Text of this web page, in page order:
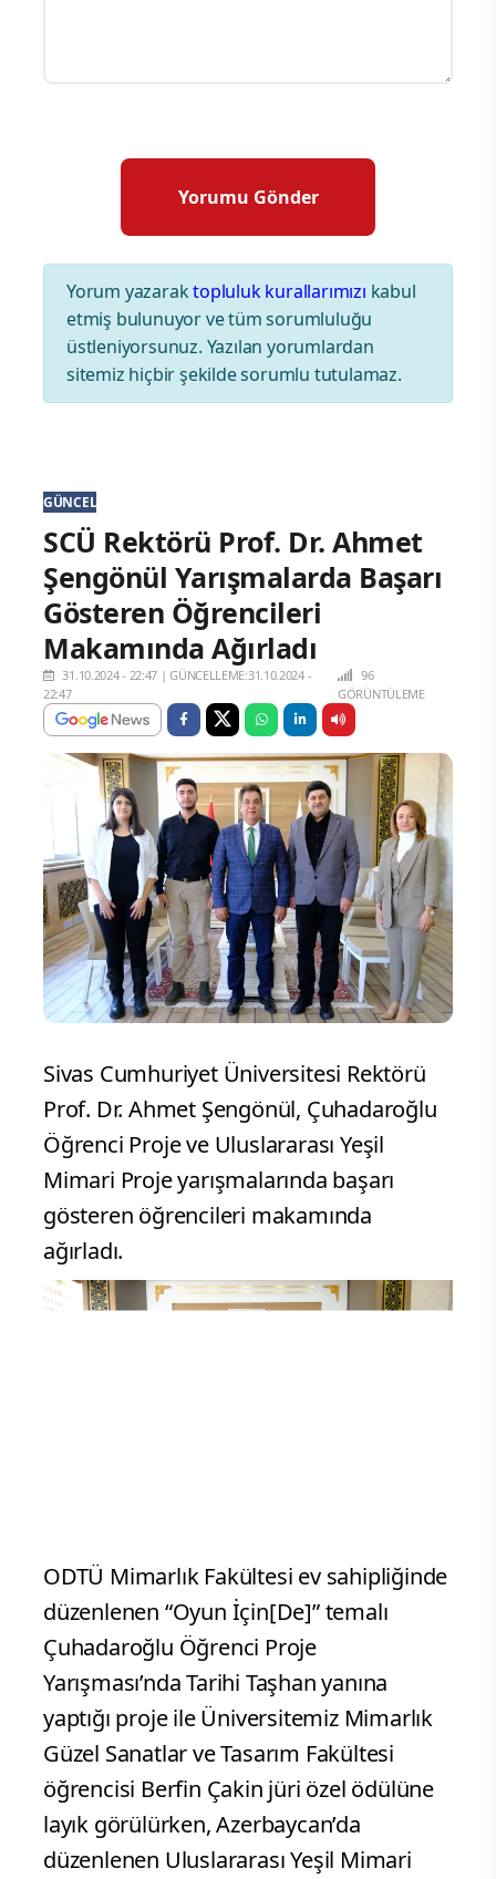
Yorum yazaraktopluluk kurallarımızı kabul
etmiş bulunuyor ve tüm sorumluluğu
üstleniyorsunuz. Yazılan yorumlardan
sitemiz hiçbir şekilde sorumlu tutulamaz.
GÜNCEL
SCÜ Rektörü Prof. Dr. Ahmet
Şengönül Yarışmalarda Başarı
Gösteren Öğrencileri
Makamında Ağırladı
31.10.2024 - 22:47 |GÜNCELLEME:31.10.2024 -
22:47
96
GÖRÜNTÜLEME
Sivas Cumhuriyet Üniversitesi Rektörü
Prof. Dr. Ahmet Şengönül, Çuhadaroğlu
Öğrenci Proje ve Uluslararası Yeşil
Mimari Proje yarışmalarında başarı
gösteren öğrencileri makamında
ağırladı.
ODTÜ Mimarlık Fakültesi ev sahipliğinde
düzenlenen “Oyun İçin[De]” temalı
Çuhadaroğlu Öğrenci Proje
Yarışması’nda Tarihi Taşhan yanına
yaptığı proje ile Üniversitemiz Mimarlık
Güzel Sanatlar ve Tasarım Fakültesi
öğrencisi Berfin Çakin jüri özel ödülüne
layık görülürken, Azerbaycan’da
düzenlenen Uluslararası Yeşil Mimari